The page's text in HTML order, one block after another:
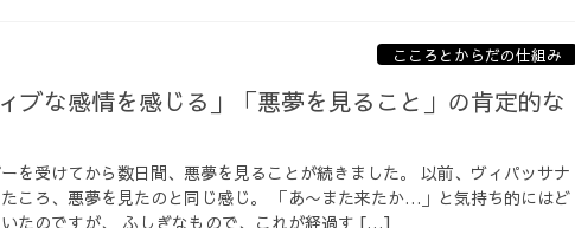
こころとからだの仕組み
ブな感情を感じる」「悪夢を見ること」の肯定的な
を受けてから数日間、悪夢を見ることが続きました。 以前、ヴィパッサナ
ころ、悪夢を見たのと同じ感じ。 「あ〜また来たか…」と気持ち的にはど
たのですが、 ふしぎなもので、これが経過す […]